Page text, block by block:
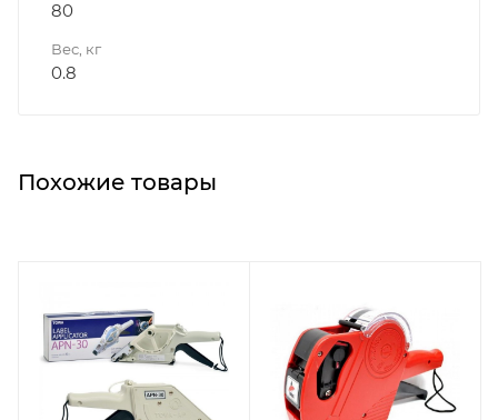
80
Вес, кг
0.8
Похожие товары